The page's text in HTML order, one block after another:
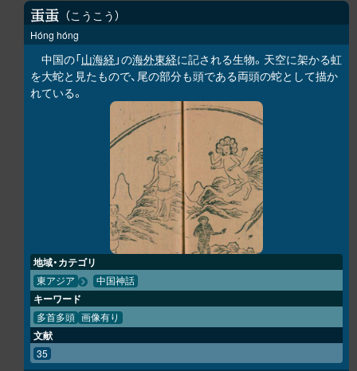
𧈫𧈫 こうこう
Hóng hóng
中国の「山海経 」の海外東経に記される生物。天空に架かる虹
を大蛇と見たもので、尾の部分も頭である両頭の蛇として描か
れている。
地域・カテゴリ
東アジア 中国神話
キーワード
多首多頭 画像有り
文献
35